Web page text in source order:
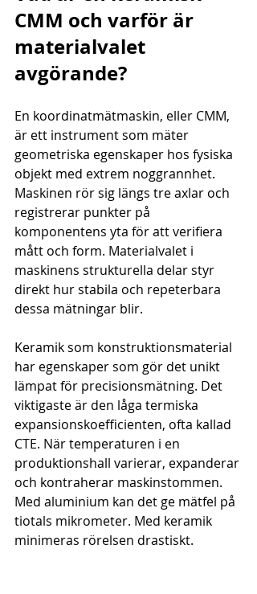
CMM och varför är
materialvalet
avgörande?
En koordinatmätmaskin, eller CMM,
är ett instrument som mäter
geometriska egenskaper hos fysiska
objekt med extrem noggrannhet.
Maskinen rör sig längs tre axlar och
registrerar punkter på
komponentens yta för att verifiera
mått och form. Materialvalet i
maskinens strukturella delar styr
direkt hur stabila och repeterbara
dessa mätningar blir.
Keramik som konstruktionsmaterial
har egenskaper som gör det unikt
lämpat för precisionsmätning. Det
viktigaste är den låga termiska
expansionskoefficienten, ofta kallad
CTE. När temperaturen i en
produktionshall varierar, expanderar
och kontraherar maskinstommen.
Med aluminium kan det ge mätfel på
tiotals mikrometer. Med keramik
minimeras rörelsen drastiskt.